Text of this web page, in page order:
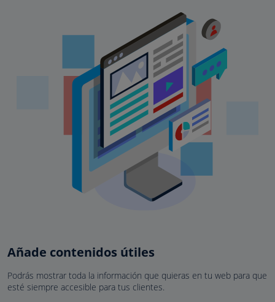
Añade contenidos útiles
Podrás mostrar toda la información que quieras en tu web para que
esté siempre accesible para tus clientes.